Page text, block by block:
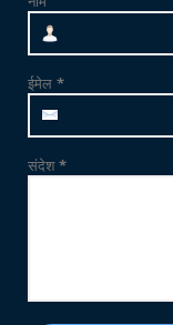
ईमेल *
संदेश*